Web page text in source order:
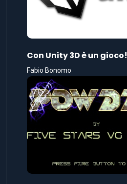
Con Unity 3D è un gioco!
Fabio Bonomo